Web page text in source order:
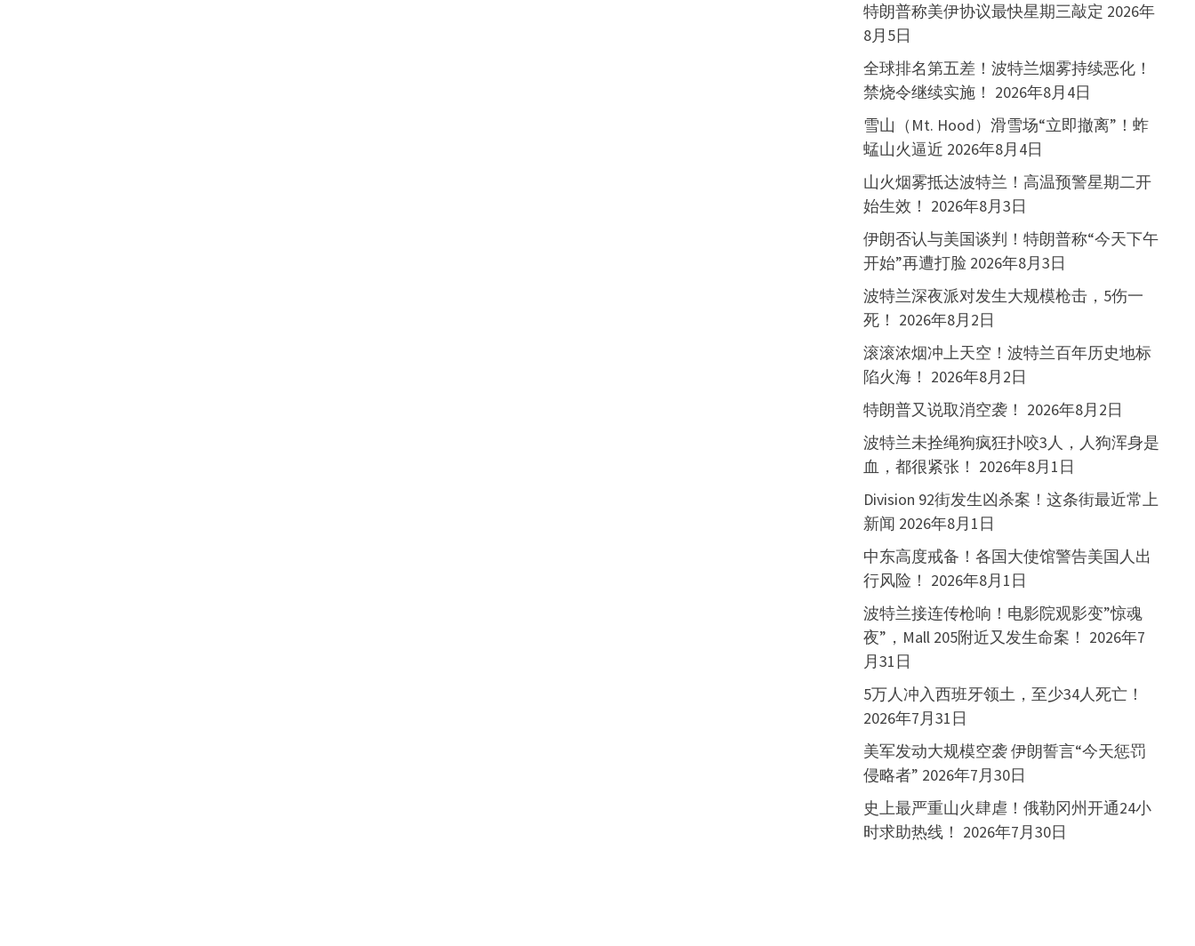
特朗普称美伊协议最快星期三敲定 2026年
8月5日
全球排名第五差！波特兰烟雾持续恶化！
禁烧令继续实施！ 2026年8月4日
雪山（Mt. Hood）滑雪场“立即撤离”！蚱
蜢山火逼近 2026年8月4日
山火烟雾抵达波特兰！高温预警星期二开
始生效！ 2026年8月3日
伊朗否认与美国谈判！特朗普称“今天下午
开始”再遭打脸 2026年8月3日
波特兰深夜派对发生大规模枪击，5伤一
死！ 2026年8月2日
滚滚浓烟冲上天空！波特兰百年历史地标
陷火海！ 2026年8月2日
特朗普又说取消空袭！ 2026年8月2日
波特兰未拴绳狗疯狂扑咬3人，人狗浑身是
血，都很紧张！ 2026年8月1日
Division 92街发生凶杀案！这条街最近常上
新闻 2026年8月1日
中东高度戒备！各国大使馆警告美国人出
行风险！ 2026年8月1日
波特兰接连传枪响！电影院观影变”惊魂
夜”，Mall 205附近又发生命案！ 2026年7
月31日
5万人冲入西班牙领土，至少34人死亡！
2026年7月31日
美军发动大规模空袭 伊朗誓言“今天惩罚
侵略者” 2026年7月30日
史上最严重山火肆虐！俄勒冈州开通24小
时求助热线！ 2026年7月30日